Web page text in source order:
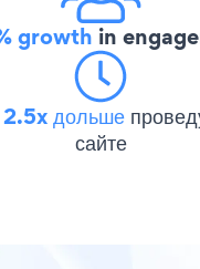
growth in
2.5x дольше
сайте